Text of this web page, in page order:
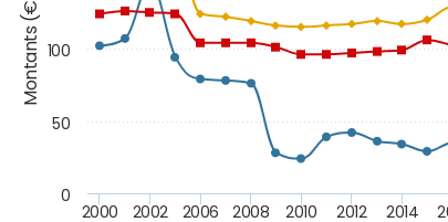
Montants (€)
2000 2002 2006 2008 2010 2012 2014
0
50
100